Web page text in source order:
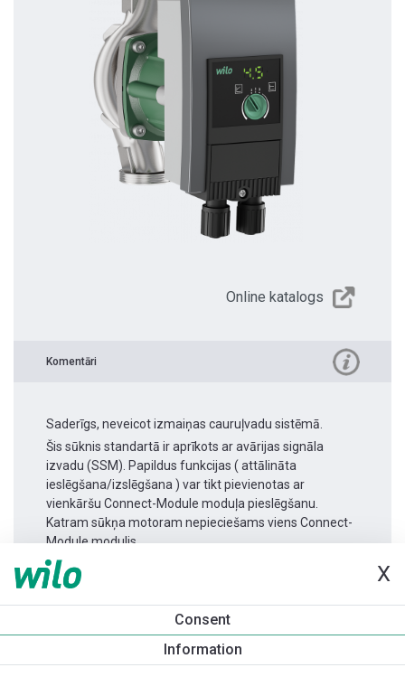
X
Consent
Information
Online katalogs
Komentāri
Saderīgs, neveicot izmaiņas cauruļvadu sistēmā.
Šis sūknis standartā ir aprīkots ar avārijas signāla
izvadu (SSM). Papildus funkcijas ( attālināta
ieslēgšana/izslēgšana ) var tikt pievienotas ar
vienkāršu Connect-Module moduļa pieslēgšanu.
Katram sūkņa motoram nepieciešams viens Connect-
Module modulis.
Produkta informācija